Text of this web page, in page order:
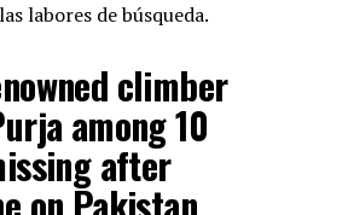
labores de búsqueda.
climber
among 10
after